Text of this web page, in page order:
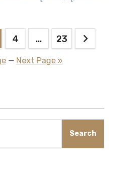
4 … 23
— Next Page »
Search